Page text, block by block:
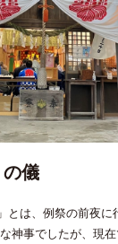
儀
とは、例祭の前夜に
神事でしたが、現